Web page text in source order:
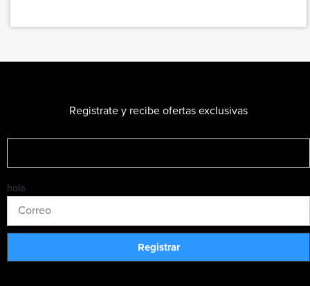
Registrate y recibe ofertas exclusivas
hola